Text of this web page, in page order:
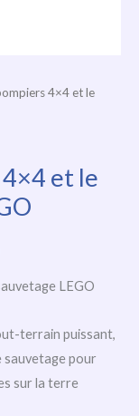
4×4 et le
et le
LEGO
terrain puissant,
pour
sur la terre